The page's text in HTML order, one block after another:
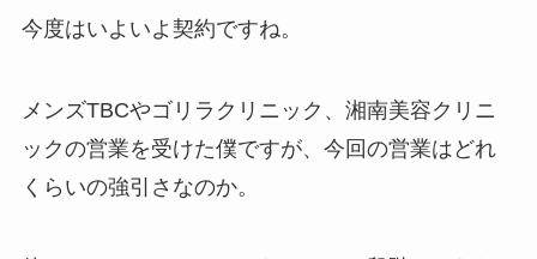
今度はいよいよ契約ですね。
メンズTBCやゴリラクリニック、湘南美容クリニ
ックの営業を受けた僕ですが、今回の営業はどれ
くらいの強引さなのか。